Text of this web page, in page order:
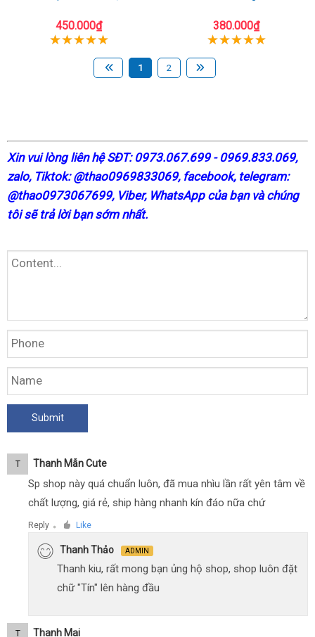
450.000₫ 380.000₫
1 2
Xin vui lòng liên hệ SĐT: 0973.067.699 - 0969.833.069,
zalo, Tiktok: @thao0969833069, facebook, telegram:
@thao0973067699, Viber, WhatsApp của bạn và chúng
tôi sẽ trả lời bạn sớm nhất.
T Thanh Mẫn Cute
Sp shop này quá chuẩn luôn, đã mua nhìu lần rất yên tâm về
chất lượng, giá rẻ, ship hàng nhanh kín đáo nữa chứ
Reply ● Like
Thanh Thảo ADMIN
Thanh kiu, rất mong bạn ủng hộ shop, shop luôn đặt
chữ "Tín" lên hàng đầu
T Thanh Mai